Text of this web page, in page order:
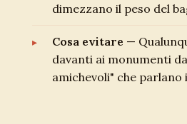
dimezzano il peso del
Cosa evitare —
davanti ai monumenti
amichevoli" che parlano